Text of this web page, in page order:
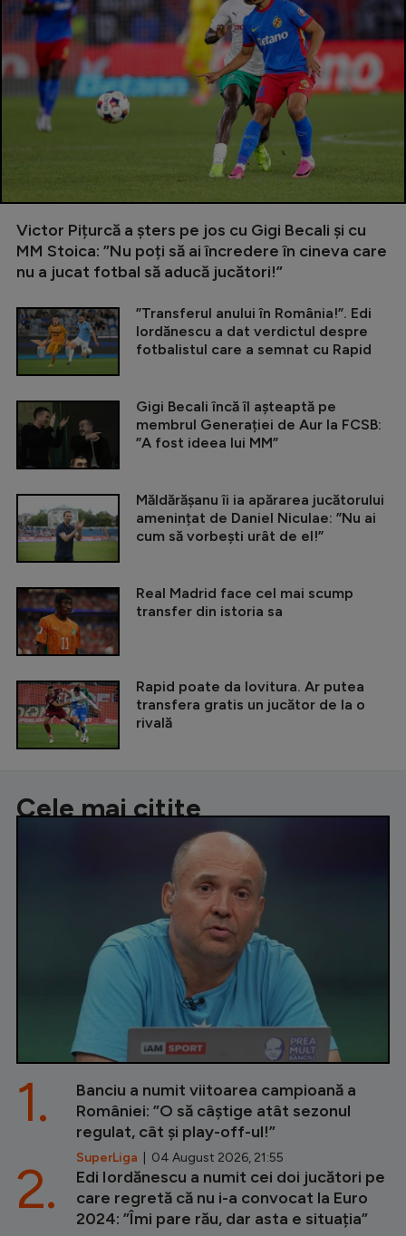
Victor Pițurcă a șters pe jos cu Gigi Becali și cu
MM Stoica: ”Nu poți să ai încredere în cineva care
nu a jucat fotbal să aducă jucători!”
”Transferul anului în România!”. Edi
Iordănescu a dat verdictul despre
fotbalistul care a semnat cu Rapid
Gigi Becali încă îl așteaptă pe
membrul Generației de Aur la FCSB:
”A fost ideea lui MM”
Măldărășanu îi ia apărarea jucătorului
amenințat de Daniel Niculae: ”Nu ai
cum să vorbești urât de el!”
Real Madrid face cel mai scump
transfer din istoria sa
Rapid poate da lovitura. Ar putea
transfera gratis un jucător de la o
rivală
Cele mai citite
Banciu a numit viitoarea campioană a
României: ”O să câștige atât sezonul
regulat, cât și play-off-ul!”
SuperLiga | 04 August 2026, 21:55
1.
Edi Iordănescu a numit cei doi jucători pe
care regretă că nu i-a convocat la Euro
2024: ”Îmi pare rău, dar asta e situația”
2.